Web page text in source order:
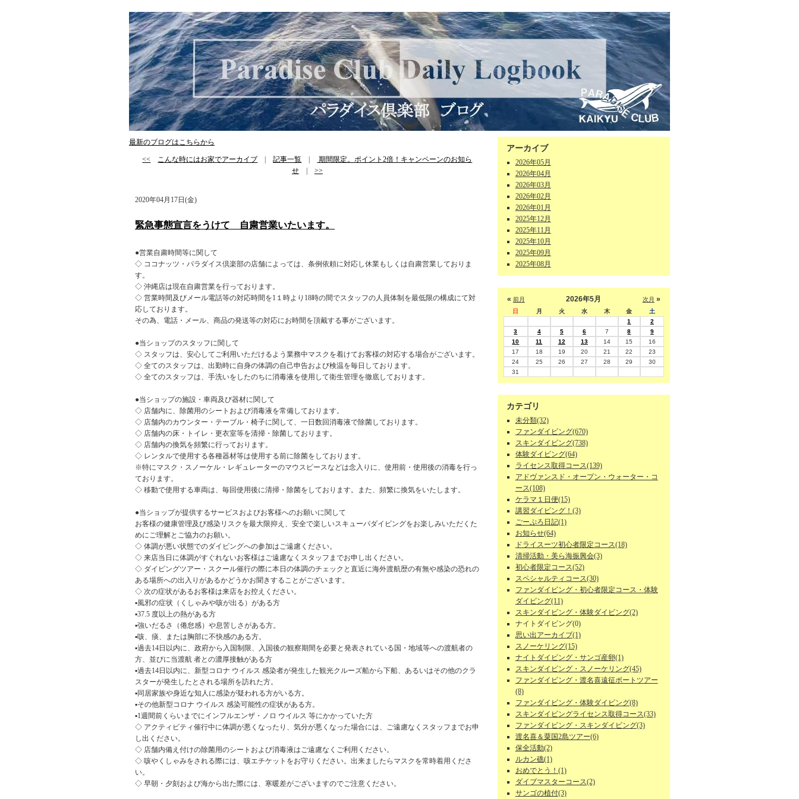
最新のブログはこちらから
<< こんな時にはお家でアーカイブ |記事一覧
期間限定。ポイント2倍！キャンペーンのお知ら
せ| >>
2020年04月17日(金)
緊急事態宣言をうけて 自粛営業いたいます。
●営業自粛時間等に関して
◇ ココナッツ・パラダイス倶楽部の店舗によっては、条例依頼に対応し休業もしくは自粛営業しておりま
す。
◇ 沖縄店は現在自粛営業を行っております。
◇ 営業時間及びメール電話等の対応時間を1１時より18時の間でスタッフの人員体制を最低限の構成にて対
応しております。
その為、電話・メール、商品の発送等の対応にお時間を頂戴する事がございます。
●当ショップのスタッフに関して
◇ スタッフは、安心してご利用いただけるよう業務中マスクを着けてお客様の対応する場合がございます。
◇ 全てのスタッフは、出勤時に自身の体調の自己申告および検温を毎日しております。
◇ 全てのスタッフは、手洗いをしたのちに消毒液を使用して衛生管理を徹底しております。
●当ショップの施設・車両及び器材に関して
◇ 店舗内に、除菌用のシートおよび消毒液を常備しております。
◇ 店舗内のカウンター・テーブル・椅子に関して、一日数回消毒液で除菌しております。
◇ 店舗内の床・トイレ・更衣室等を清掃・除菌しております。
◇ 店舗内の換気を頻繁に行っております。
◇ レンタルで使用する各種器材等は使用する前に除菌をしております。
※特にマスク・スノーケル・レギュレーターのマウスピースなどは念入りに、使用前・使用後の消毒を行っ
ております。
◇ 移動で使用する車両は、毎回使用後に清掃・除菌をしております。また、頻繁に換気をいたします。
●当ショップが提供するサービスおよびお客様へのお願いに関して
お客様の健康管理及び感染リスクを最大限抑え、安全で楽しいスキューバダイビングをお楽しみいただくた
めにご理解とご協力のお願い。
◇ 体調が悪い状態でのダイビングへの参加はご遠慮ください。
◇ 来店当日に体調がすぐれないお客様はご遠慮なくスタッフまでお申し出ください。
◇ ダイビングツアー・スクール催行の際に本日の体調のチェックと直近に海外渡航歴の有無や感染の恐れの
ある場所への出入りがあるかどうかお聞きすることがございます。
◇ 次の症状があるお客様は来店をお控えください。
▪風邪の症状（くしゃみや咳が出る）がある方
▪37.5 度以上の熱がある方
▪強いだるさ（倦怠感）や息苦しさがある方。
▪咳、痰、または胸部に不快感のある方。
▪過去14日以内に、政府から入国制限、入国後の観察期間を必要と発表されている国・地域等への渡航者の
方、並びに当渡航 者との濃厚接触がある方
▪過去14日以内に、新型コロナ ウイルス 感染者が発生した観光クルーズ船から下船、あるいはその他のクラ
スターが発生したとされる場所を訪れた方。
▪同居家族や身近な知人に感染が疑われる方がいる方。
▪その他新型コロナ ウイルス 感染可能性の症状がある方。
▪1週間前くらいまでにインフルエンザ・ノロ ウイルス 等にかかっていた方
◇ アクティビティ催行中に体調が悪くなったり、気分が悪くなった場合には、ご遠慮なくスタッフまでお申
し出ください。
◇ 店舗内備え付けの除菌用のシートおよび消毒液はご遠慮なくご利用ください。
◇ 咳やくしゃみをされる際には、咳エチケットをお守りください。出来ましたらマスクを常時着用くださ
い。
◇ 早朝・夕刻および海から出た際には、寒暖差がございますのでご注意ください。
アーカイブ
2026年05月
2026年04月
2026年03月
2026年02月
2026年01月
2025年12月
2025年11月
2025年10月
2025年09月
2025年08月
« 前月 次月 »
2026年5月
日 月 火 水 木 金
土
1
2
3
4 5 6 7 8
9
10
11 12 13 14 15
16
17
18 19 20 21 22
23
24
25 26 27 28 29
30
31
カテゴリ
未分類(32)
ファンダイビング(670)
スキンダイビング(738)
体験ダイビング(64)
ライセンス取得コース(139)
アドヴァンスド・オープン・ウォーター・コ
ース(108)
ケラマ１日便(15)
講習ダイビング！(3)
ごーぷろ日記(1)
お知らせ(64)
ドライスーツ初心者限定コース(18)
清掃活動・美ら海振興会(3)
初心者限定コース(52)
スペシャルティコース(30)
ファンダイビング・初心者限定コース・体験
ダイビング(11)
スキンダイビング・体験ダイビング(2)
ナイトダイビング(0)
思い出アーカイブ(1)
スノーケリング(15)
ナイトダイビング・サンゴ産卵(1)
スキンダイビング・スノーケリング(45)
ファンダイビング・渡名喜遠征ボートツアー
(8)
ファンダイビング・体験ダイビング(8)
スキンダイビングライセンス取得コース(33)
ファンダイビング・スキンダイビング(3)
渡名喜＆粟国2島ツアー(6)
保全活動(2)
ルカン礁(1)
おめでとう！(1)
ダイブマスターコース(2)
サンゴの植付(3)